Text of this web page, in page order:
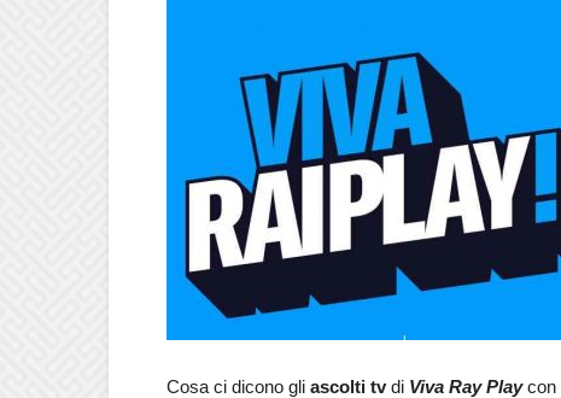
Cosa ci dicono gli ascolti tvdi Viva Ray Playcon